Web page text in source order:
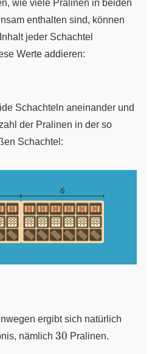
wie viele Pralinen in beiden
enthalten sind, können
jeder Schachtel
Werte addieren:
Schachteln aneinander und
der Pralinen in der so
Schachtel:
ergibt sich natürlich
nämlich 30
30 Pralinen.